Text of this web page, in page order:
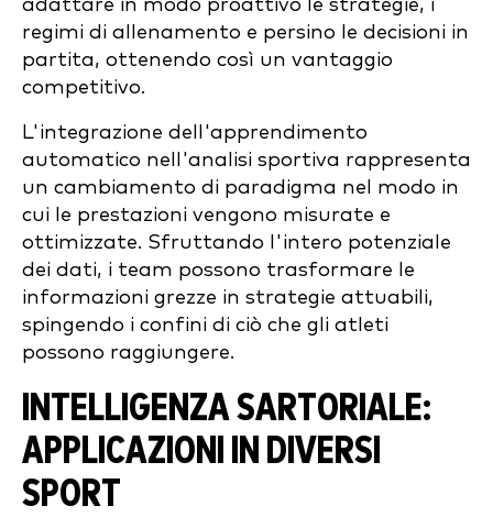
adattare in modo proattivo le strategie, i
regimi di allenamento e persino le decisioni in
partita, ottenendo così un vantaggio
competitivo.
L'integrazione dell'apprendimento
automatico nell'analisi sportiva rappresenta
un cambiamento di paradigma nel modo in
cui le prestazioni vengono misurate e
ottimizzate. Sfruttando l'intero potenziale
dei dati, i team possono trasformare le
informazioni grezze in strategie attuabili,
spingendo i confini di ciò che gli atleti
possono raggiungere.
INTELLIGENZA SARTORIALE:
APPLICAZIONI IN DIVERSI
SPORT